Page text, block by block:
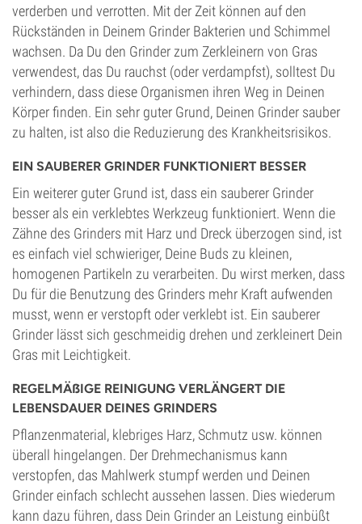
verderben und verrotten. Mit der Zeit können auf den
Rückständen in Deinem Grinder Bakterien und Schimmel
wachsen. Da Du den Grinder zum Zerkleinern von Gras
verwendest, das Du rauchst (oder verdampfst), solltest Du
verhindern, dass diese Organismen ihren Weg in Deinen
Körper finden. Ein sehr guter Grund, Deinen Grinder sauber
zu halten, ist also die Reduzierung des Krankheitsrisikos.
EIN SAUBERER GRINDER FUNKTIONIERT BESSER
Ein weiterer guter Grund ist, dass ein sauberer Grinder
besser als ein verklebtes Werkzeug funktioniert. Wenn die
Zähne des Grinders mit Harz und Dreck überzogen sind, ist
es einfach viel schwieriger, Deine Buds zu kleinen,
homogenen Partikeln zu verarbeiten. Du wirst merken, dass
Du für die Benutzung des Grinders mehr Kraft aufwenden
musst, wenn er verstopft oder verklebt ist. Ein sauberer
Grinder lässt sich geschmeidig drehen und zerkleinert Dein
Gras mit Leichtigkeit.
REGELMÄẞIGE REINIGUNG VERLÄNGERT DIE
LEBENSDAUER DEINES GRINDERS
Pflanzenmaterial, klebriges Harz, Schmutz usw. können
überall hingelangen. Der Drehmechanismus kann
verstopfen, das Mahlwerk stumpf werden und Deinen
Grinder einfach schlecht aussehen lassen. Dies wiederum
kann dazu führen, dass Dein Grinder an Leistung einbüßt